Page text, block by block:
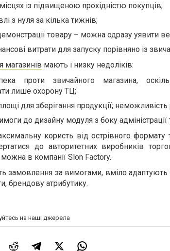
із підвищеною прохідністю покупців;
з нуля за кілька тижнів;
товару – можна одразу уявити
витрати для запуску порівняно із
магазинів мають і низку недоліків:
проти звичайного магазина,
лише охорону ТЦ;
для зберігання продукції;
до дизайну модуля з боку адміністрації
користь від острівного формату
до авторитетних виробників
можна в компанії Slon Factory.
замовлення за вимогами, вміло адаптують
брендову атрибутику.
на наші джерела